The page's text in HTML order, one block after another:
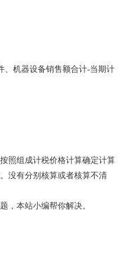
机器设备销售额合计-当期计
照组成计税价格计算确定计算
没有分别核算或者核算不清
本站小编帮你解决。